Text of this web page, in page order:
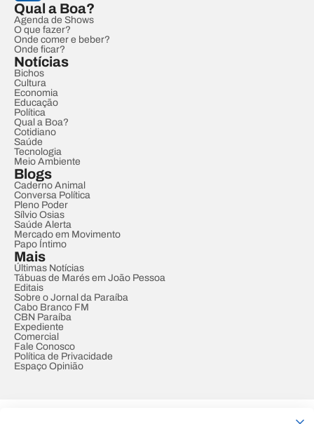
Qual a Boa?
Agenda de Shows
O que fazer?
Onde comer e beber?
Onde ficar?
Notícias
Bichos
Cultura
Economia
Educação
Política
Qual a Boa?
Cotidiano
Saúde
Tecnologia
Meio Ambiente
Blogs
Caderno Animal
Conversa Política
Pleno Poder
Sílvio Osias
Saúde Alerta
Mercado em Movimento
Papo Íntimo
Mais
Últimas Notícias
Tábuas de Marés em João Pessoa
Editais
Sobre o Jornal da Paraíba
Cabo Branco FM
CBN Paraíba
Expediente
Comercial
Fale Conosco
Política de Privacidade
Espaço Opinião